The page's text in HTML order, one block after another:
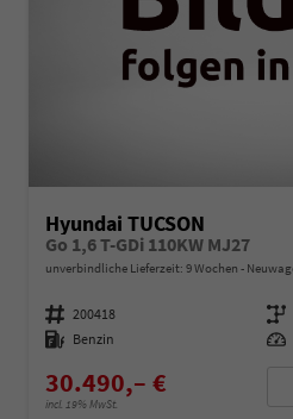
Hyundai TUCSON
Go 1,6 T-GDi 110KW MJ27
unverbindliche Lieferzeit: 9 Wochen
Fahrzeugnummer 200418 Getriebe
Kraftstoff Benzin Leistung
30.490,– €
incl. 19% MwSt.